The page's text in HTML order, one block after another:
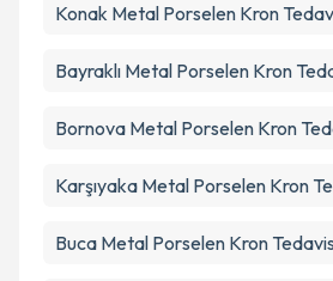
Konak Metal Porselen Kron
Bayraklı Metal Porselen Kron
Bornova Metal Porselen Kron
Karşıyaka Metal Porselen Kron
Buca Metal Porselen Kron